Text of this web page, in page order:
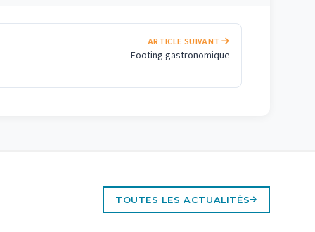
ARTICLE SUIVANT
Footing gastronomique
TOUTES LES ACTUALITÉS